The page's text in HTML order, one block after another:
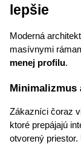
lepšie
Moderná
masívnymi
menej profilu.
Minimalizmus
Zákazníci čoraz
ktoré prepájajú
otvorený